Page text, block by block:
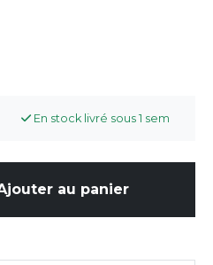
En stock livré sous 1 sem
au panier